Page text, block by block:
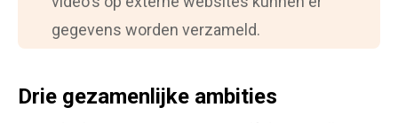
gegevens worden verzameld.
Drie gezamenlijke ambities